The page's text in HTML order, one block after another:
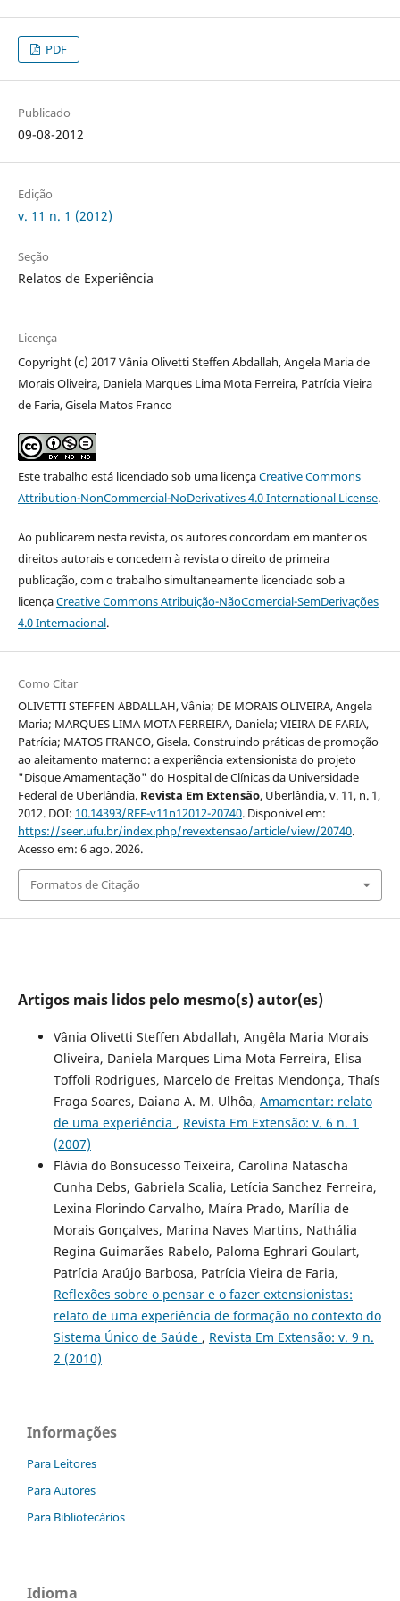
PDF
Publicado
09-08-2012
Edição
v. 11 n. 1 (2012)
Seção
Relatos de Experiência
Licença
Copyright (c) 2017 Vânia Olivetti Steffen Abdallah, Angela Maria de
Morais Oliveira, Daniela Marques Lima Mota Ferreira, Patrícia Vieira
de Faria, Gisela Matos Franco
Este trabalho está licenciado sob uma licençaCreative Commons
Attribution-NonCommercial-NoDerivatives 4.0 International License.
Ao publicarem nesta revista, os autores concordam em manter os
direitos autorais e concedem à revista o direito de primeira
publicação, com o trabalho simultaneamente licenciado sob a
licençaCreative Commons Atribuição-NãoComercial-SemDerivações
4.0 Internacional.
Como Citar
OLIVETTI STEFFEN ABDALLAH, Vânia; DE MORAIS OLIVEIRA, Angela
Maria; MARQUES LIMA MOTA FERREIRA, Daniela; VIEIRA DE FARIA,
Patrícia; MATOS FRANCO, Gisela. Construindo práticas de promoção
ao aleitamento materno: a experiência extensionista do projeto
"Disque Amamentação" do Hospital de Clínicas da Universidade
Federal de Uberlândia. Revista Em Extensão, Uberlândia, v. 11, n. 1,
2012. DOI: 10.14393/REE-v11n12012-20740. Disponível em:
https://seer.ufu.br/index.php/revextensao/article/view/20740.
Acesso em: 6 ago. 2026.
Formatos de Citação
Artigos mais lidos pelo mesmo(s) autor(es)
Vânia Olivetti Steffen Abdallah, Angêla Maria Morais
Oliveira, Daniela Marques Lima Mota Ferreira, Elisa
Toffoli Rodrigues, Marcelo de Freitas Mendonça, Thaís
Fraga Soares, Daiana A. M. Ulhôa, Amamentar: relato
de uma experiência , Revista Em Extensão: v. 6 n. 1
(2007)
Flávia do Bonsucesso Teixeira, Carolina Natascha
Cunha Debs, Gabriela Scalia, Letícia Sanchez Ferreira,
Lexina Florindo Carvalho, Maíra Prado, Marília de
Morais Gonçalves, Marina Naves Martins, Nathália
Regina Guimarães Rabelo, Paloma Eghrari Goulart,
Patrícia Araújo Barbosa, Patrícia Vieira de Faria,
Reflexões sobre o pensar e o fazer extensionistas:
relato de uma experiência de formação no contexto do
Sistema Único de Saúde , Revista Em Extensão: v. 9 n.
2 (2010)
Informações
Para Leitores
Para Autores
Para Bibliotecários
Idioma